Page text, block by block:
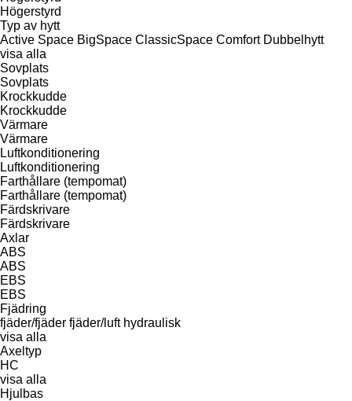
Högerstyrd
Typ av hytt
Active Space BigSpace ClassicSpace Comfort Dubbelhytt
visa alla
Sovplats
Sovplats
Krockkudde
Krockkudde
Värmare
Värmare
Luftkonditionering
Luftkonditionering
Farthållare (tempomat)
Farthållare (tempomat)
Färdskrivare
Färdskrivare
Axlar
ABS
ABS
EBS
EBS
Fjädring
fjäder/fjäder fjäder/luft hydraulisk
visa alla
Axeltyp
HC
visa alla
Hjulbas